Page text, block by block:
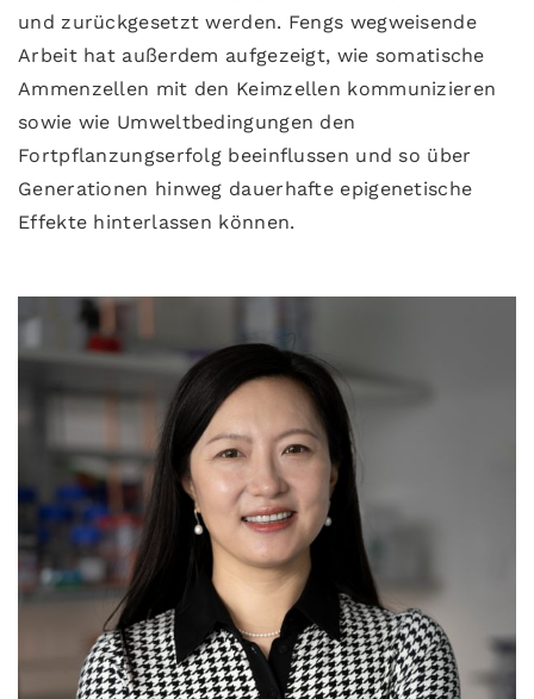
und zurückgesetzt werden. Fengs wegweisende
Arbeit hat außerdem aufgezeigt, wie somatische
Ammenzellen mit den Keimzellen kommunizieren
sowie wie Umweltbedingungen den
Fortpflanzungserfolg beeinflussen und so über
Generationen hinweg dauerhafte epigenetische
Effekte hinterlassen können.